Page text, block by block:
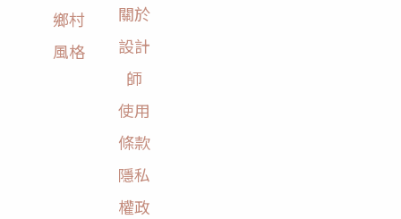
鄉村
風格
關於
設計
師
使用
條款
隱私
權政